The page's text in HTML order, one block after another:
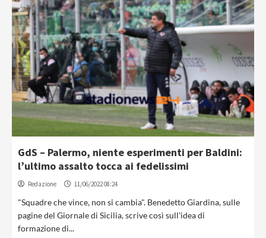
GdS – Palermo, niente esperimenti per Baldini:
l’ultimo assalto tocca ai fedelissimi
Redazione 11/06/2022 08:24
"Squadre che vince, non si cambia". Benedetto Giardina, sulle
pagine del Giornale di Sicilia, scrive così sull'idea di
formazione di...